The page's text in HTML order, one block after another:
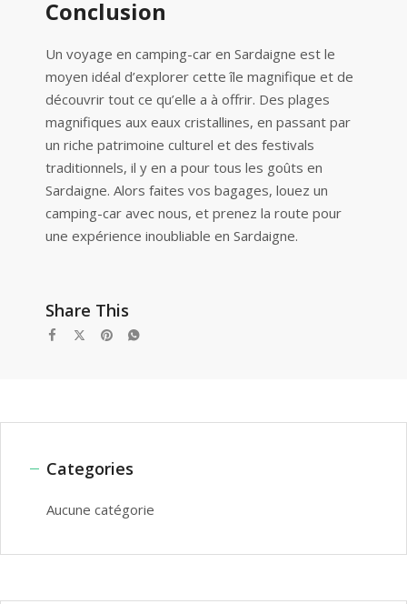
Conclusion
Un voyage en camping-car en Sardaigne est le
moyen idéal d’explorer cette île magnifique et de
découvrir tout ce qu’elle a à offrir. Des plages
magnifiques aux eaux cristallines, en passant par
un riche patrimoine culturel et des festivals
traditionnels, il y en a pour tous les goûts en
Sardaigne. Alors faites vos bagages, louez un
camping-car avec nous, et prenez la route pour
une expérience inoubliable en Sardaigne.
Share This
Categories
Aucune catégorie